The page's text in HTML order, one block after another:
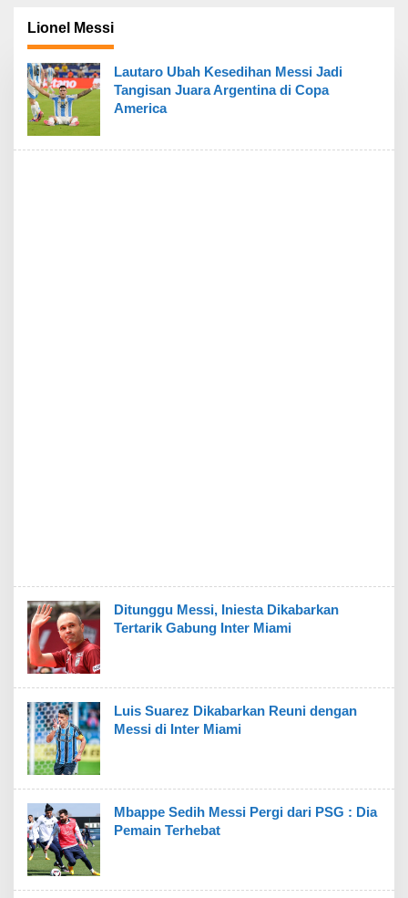
Santap Menu MBG
Lionel Messi
Lautaro Ubah Kesedihan Messi Jadi
Tangisan Juara Argentina di Copa
America
Ditunggu Messi, Iniesta Dikabarkan
Tertarik Gabung Inter Miami
Luis Suarez Dikabarkan Reuni dengan
Messi di Inter Miami
Mbappe Sedih Messi Pergi dari PSG : Dia
Pemain Terhebat